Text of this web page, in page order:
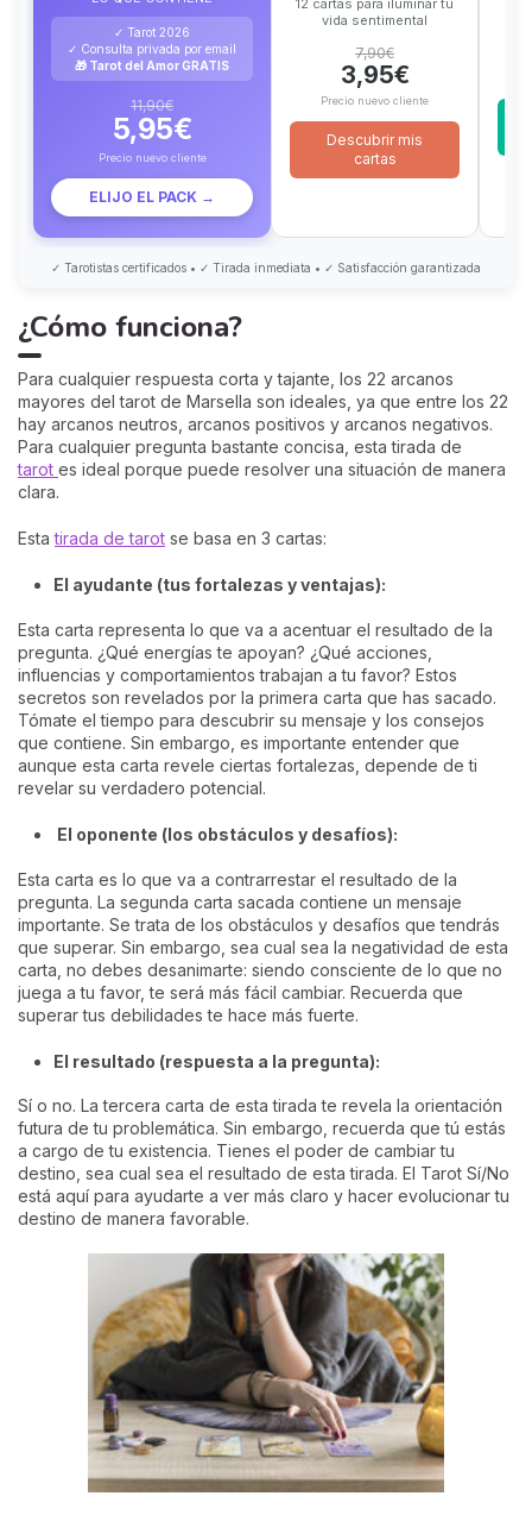
✓ Tarot 2026
✓ Consulta privada por email
🎁 Tarot del Amor GRATIS
11,90€
5,95€
Precio nuevo cliente
ELIJO EL PACK →
12 cartas para iluminar tu
vida sentimental
7,90€
3,95€
Precio nuevo cliente
Descubrir mis
cartas
✓ Tarotistas certificados • ✓ Tirada inmediata • ✓ Satisfacción garantizada
¿Cómo funciona?
Para cualquier respuesta corta y tajante, los 22 arcanos
mayores del tarot de Marsella son ideales, ya que entre los 22
hay arcanos neutros, arcanos positivos y arcanos negativos.
Para cualquier pregunta bastante concisa, esta tirada de
tarot es ideal porque puede resolver una situación de manera
clara.
Estatirada de tarot se basa en 3 cartas:
El ayudante (tus fortalezas y ventajas):
Esta carta representa lo que va a acentuar el resultado de la
pregunta. ¿Qué energías te apoyan? ¿Qué acciones,
influencias y comportamientos trabajan a tu favor? Estos
secretos son revelados por la primera carta que has sacado.
Tómate el tiempo para descubrir su mensaje y los consejos
que contiene. Sin embargo, es importante entender que
aunque esta carta revele ciertas fortalezas, depende de ti
revelar su verdadero potencial.
El oponente (los obstáculos y desafíos):
Esta carta es lo que va a contrarrestar el resultado de la
pregunta. La segunda carta sacada contiene un mensaje
importante. Se trata de los obstáculos y desafíos que tendrás
que superar. Sin embargo, sea cual sea la negatividad de esta
carta, no debes desanimarte: siendo consciente de lo que no
juega a tu favor, te será más fácil cambiar. Recuerda que
superar tus debilidades te hace más fuerte.
El resultado (respuesta a la pregunta):
Sí o no. La tercera carta de esta tirada te revela la orientación
futura de tu problemática. Sin embargo, recuerda que tú estás
a cargo de tu existencia. Tienes el poder de cambiar tu
destino, sea cual sea el resultado de esta tirada. El Tarot Sí/No
está aquí para ayudarte a ver más claro y hacer evolucionar tu
destino de manera favorable.